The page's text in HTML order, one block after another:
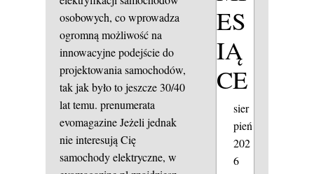
osobowych, co wprowadza
ogromną możliwość na
innowacyjne podejście do
projektowania samochodów,
tak jak było to jeszcze 30/40
lat temu. prenumerata
evomagazineJeżeli jednak
nie interesują Cię
samochody elektryczne, w
ES
IĄ
CE
sier
pień
202
6